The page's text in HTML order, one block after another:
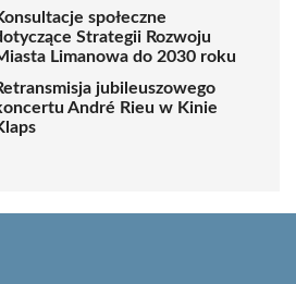
społeczne
Strategii Rozwoju
Limanowa do 2030 roku
jubileuszowego
André Rieu w Kinie